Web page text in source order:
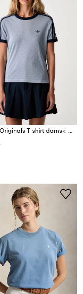
adidas Originals T-shirt damski Heather